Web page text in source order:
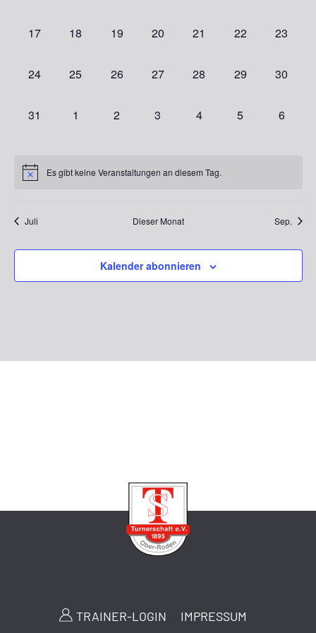
0
17
0
18
0
19
0
20
0
21
0
22
0
23
0
24
0
25
0
26
0
27
0
28
0
29
0
30
0
31
0
1
0
2
0
3
0
4
0
5
0
6
Es gibt keine Veranstaltungen an diesem Tag.
Juli Dieser Monat Sep.
Kalender abonnieren
TRAINER-LOGIN IMPRESSUM